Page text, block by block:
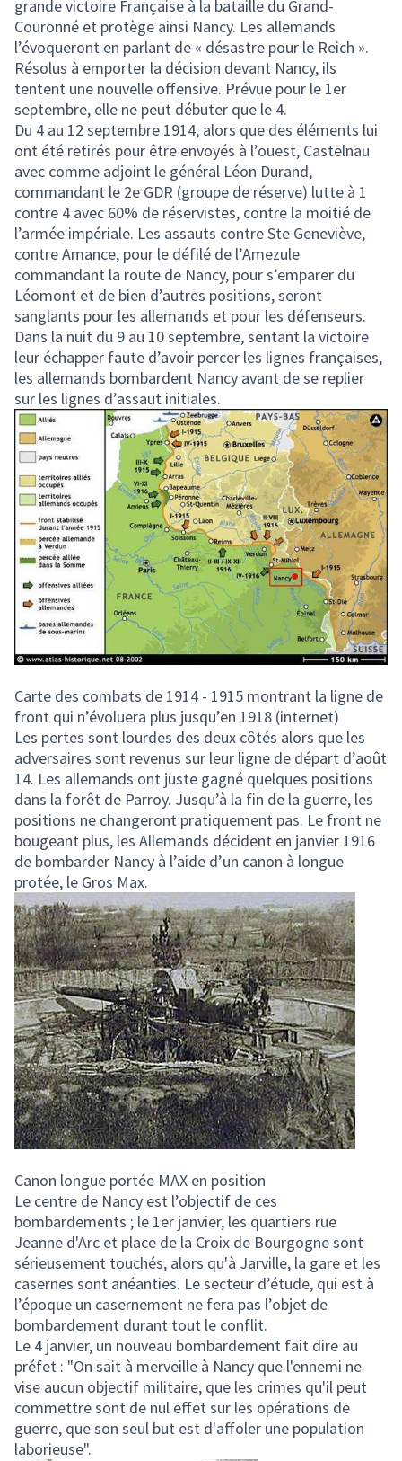
grande victoire Française à la bataille du Grand-
Couronné et protège ainsi Nancy. Les allemands
l’évoqueront en parlant de « désastre pour le Reich ».
Résolus à emporter la décision devant Nancy, ils
tentent une nouvelle offensive. Prévue pour le 1er
septembre, elle ne peut débuter que le 4.
Du 4 au 12 septembre 1914, alors que des éléments lui
ont été retirés pour être envoyés à l’ouest, Castelnau
avec comme adjoint le général Léon Durand,
commandant le 2e GDR (groupe de réserve) lutte à 1
contre 4 avec 60% de réservistes, contre la moitié de
l’armée impériale. Les assauts contre Ste Geneviève,
contre Amance, pour le défilé de l’Amezule
commandant la route de Nancy, pour s’emparer du
Léomont et de bien d’autres positions, seront
sanglants pour les allemands et pour les défenseurs.
Dans la nuit du 9 au 10 septembre, sentant la victoire
leur échapper faute d’avoir percer les lignes françaises,
les allemands bombardent Nancy avant de se replier
sur les lignes d’assaut initiales.
Carte des combats de 1914 - 1915 montrant la ligne de
front qui n’évoluera plus jusqu’en 1918 (internet)
Les pertes sont lourdes des deux côtés alors que les
adversaires sont revenus sur leur ligne de départ d’août
14. Les allemands ont juste gagné quelques positions
dans la forêt de Parroy. Jusqu’à la fin de la guerre, les
positions ne changeront pratiquement pas. Le front ne
bougeant plus, les Allemands décident en janvier 1916
de bombarder Nancy à l’aide d’un canon à longue
protée, le Gros Max.
Canon longue portée MAX en position
Le centre de Nancy est l’objectif de ces
bombardements ; le 1er janvier, les quartiers rue
Jeanne d'Arc et place de la Croix de Bourgogne sont
sérieusement touchés, alors qu'à Jarville, la gare et les
casernes sont anéanties. Le secteur d’étude, qui est à
l’époque un casernement ne fera pas l’objet de
bombardement durant tout le conflit.
Le 4 janvier, un nouveau bombardement fait dire au
préfet : "On sait à merveille à Nancy que l'ennemi ne
vise aucun objectif militaire, que les crimes qu'il peut
commettre sont de nul effet sur les opérations de
guerre, que son seul but est d'affoler une population
laborieuse".